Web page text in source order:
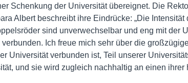
Schenkung der Universität übereignet. Die
Albert beschreibt ihre Eindrücke: „Die
sind unverwechselbar und eng mit der
Ich freue mich sehr über die
Universität verbunden ist, Teil unserer
und sie wird zugleich nachhaltig an einen ihrer